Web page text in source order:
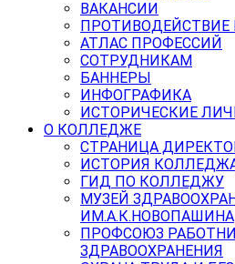
ВАКАНСИИ
АТЛАС ПРОФЕССИЙ
СОТРУДНИКАМ
БАННЕРЫ
ИНФОГРАФИКА
ИСТОРИЧЕСКИЕ
О КОЛЛЕДЖЕ
СТРАНИЦА
ИСТОРИЯ
ГИД ПО КОЛЛЕДЖУ
МУЗЕЙ
ИМ.А.К.НОВОПАШИНА
ПРОФСОЮЗ
ЗДРАВООХРАНЕНИЯ